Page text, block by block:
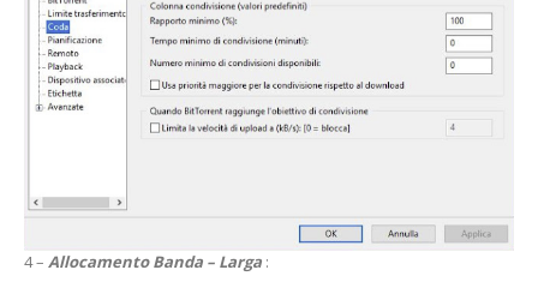
4 – Allocamento Banda – Larga :